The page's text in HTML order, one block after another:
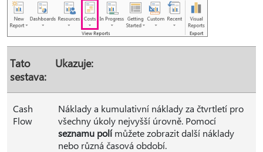
Tato
sestava:
Ukazuje:
Cash
Flow
Náklady a kumulativní náklady za čtvrtletí pro
všechny úkoly nejvyšší úrovně. Pomocí
seznamu polímůžete zobrazit další náklady
nebo různá časová období.